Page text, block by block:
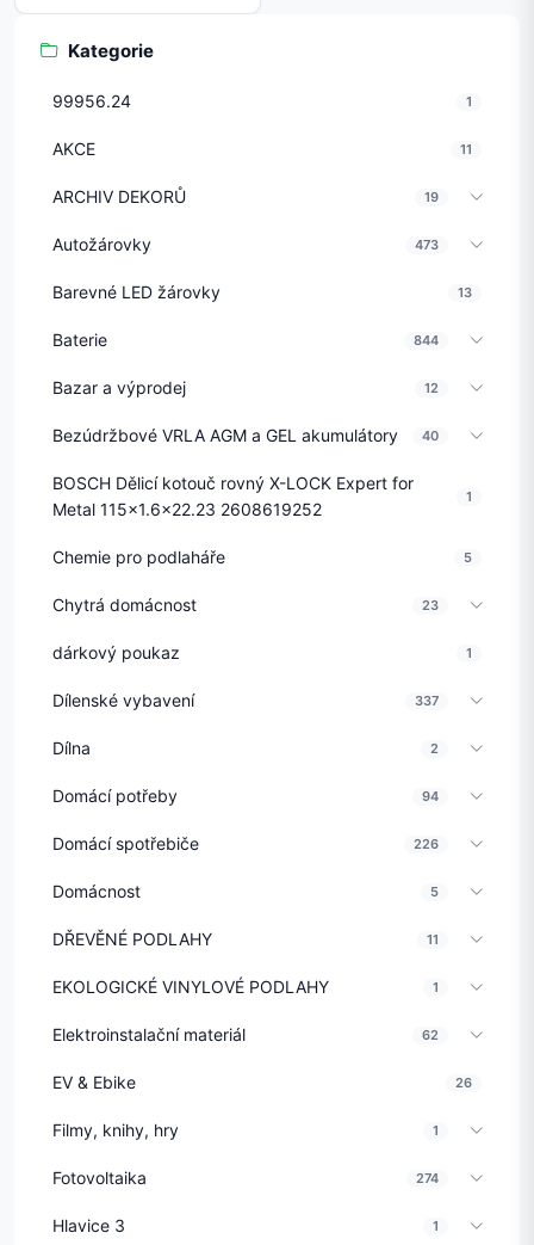
Kategorie
99956.24 1
AKCE 11
ARCHIV DEKORŮ 19
Autožárovky 473
Barevné LED žárovky 13
Baterie 844
Bazar a výprodej 12
Bezúdržbové VRLA AGM a GEL akumulátory 40
BOSCH Dělicí kotouč rovný X-LOCK Expert for
Metal 115x1.6x22.23 2608619252
1
Chemie pro podlaháře 5
Chytrá domácnost 23
dárkový poukaz 1
Dílenské vybavení 337
Dílna 2
Domácí potřeby 94
Domácí spotřebiče 226
Domácnost 5
DŘEVĚNÉ PODLAHY 11
EKOLOGICKÉ VINYLOVÉ PODLAHY 1
Elektroinstalační materiál 62
EV & Ebike 26
Filmy, knihy, hry 1
Fotovoltaika 274
Hlavice 3 1